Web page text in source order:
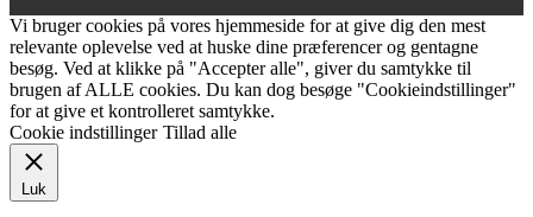
Vi bruger cookies på vores hjemmeside for at give dig den mest
relevante oplevelse ved at huske dine præferencer og gentagne
besøg. Ved at klikke på "Accepter alle", giver du samtykke til
brugen af ALLE cookies. Du kan dog besøge "Cookieindstillinger"
for at give et kontrolleret samtykke.
Cookie indstillinger Tillad alle
Luk